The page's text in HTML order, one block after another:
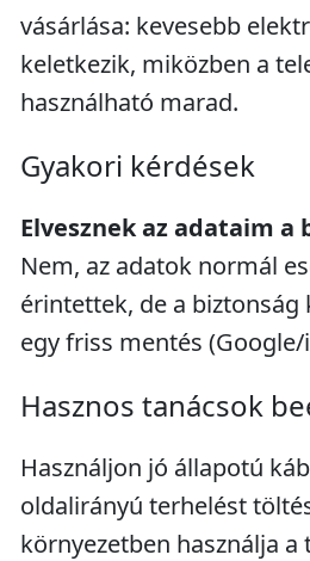
vásárlása: kevesebb
keletkezik, miközben a
használható marad.
Gyakori kérdések
Elvesznek az adataim a
Nem, az adatok normál
érintettek, de a biztonság
egy friss mentés (Google/
Hasznos tanácsok
Használjon jó állapotú
oldalirányú terhelést
környezetben használja